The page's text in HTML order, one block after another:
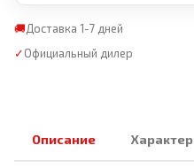
🚚Доставка 1-7 дней
✓Официальный дилер
Описание